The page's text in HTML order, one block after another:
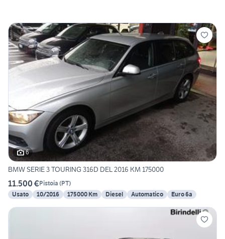
6
BMW SERIE 3 TOURING 316D DEL 2016 KM 175000
11.500 €Pistoia (PT)
Usato
10/2016 175000 Km Diesel Automatico Euro 6a